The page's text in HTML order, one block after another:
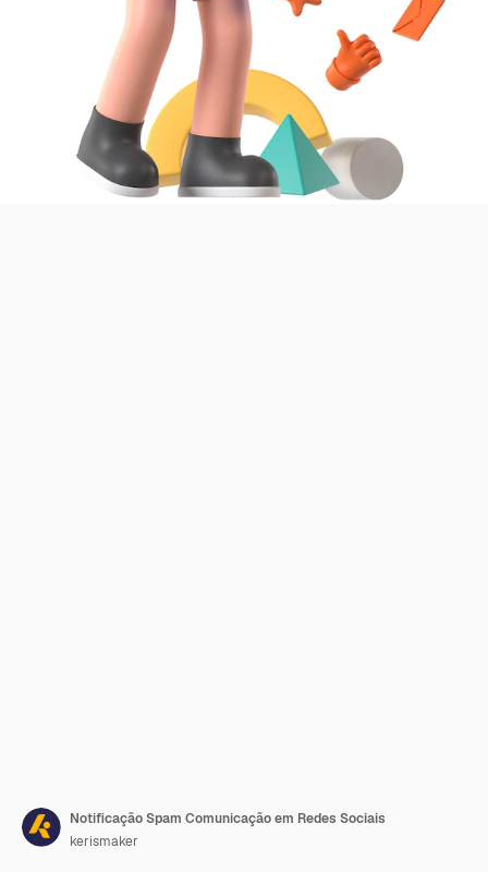
Notificação Spam Comunicação em Redes Sociais
kerismaker